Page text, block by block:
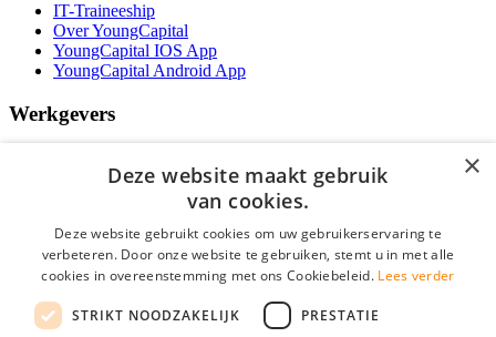
IT-Traineeship
Over YoungCapital
YoungCapital IOS App
YoungCapital Android App
Werkgevers
Kantoren
Brochure aanvragen
Vacature aanmelden
Bereken uw tarief
Partners
×
Deze website maakt gebruik
van cookies.
Deze website gebruikt cookies om uw gebruikerservaring te
verbeteren. Door onze website te gebruiken, stemt u in met alle
cookies in overeenstemming met ons Cookiebeleid. Lees verder
STRIKT NOODZAKELIJK PRESTATIE